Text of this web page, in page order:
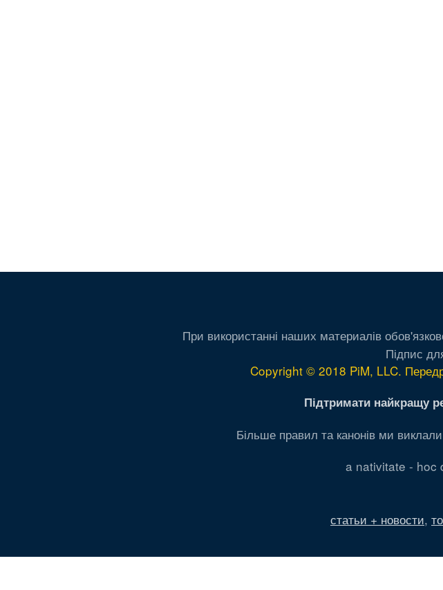
При використанні наших материалів
Підпис
Copyright © 2018 PiM, LLC.
Підтримати найкращу
Більше правил та канонів ми виклали
a nativitate - hoc
статьи + новости,